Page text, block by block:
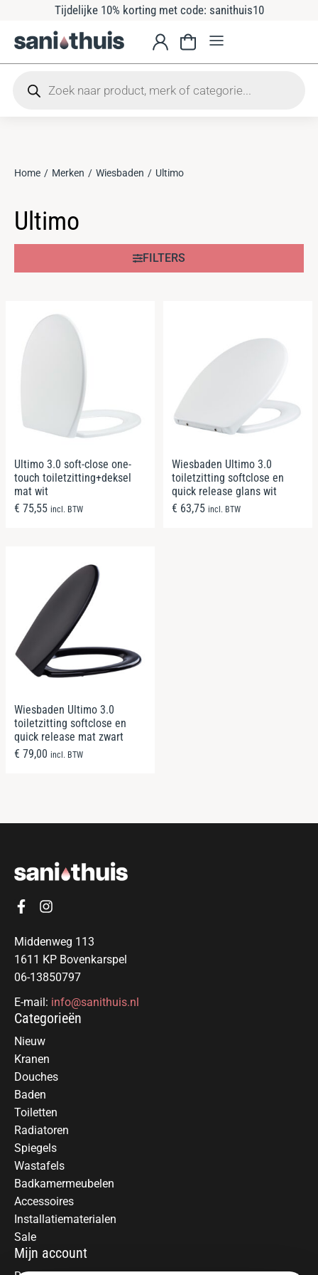
Tijdelijke 10% korting met code: sanithuis10
Je bent hier:
Home Merken Wiesbaden Ultimo
Ultimo
FILTERS
Ultimo 3.0 soft-close one-
touch toiletzitting+deksel
mat wit
€ 75,55 incl. BTW
Wiesbaden Ultimo 3.0
toiletzitting softclose en
quick release glans wit
€ 63,75 incl. BTW
Wiesbaden Ultimo 3.0
toiletzitting softclose en
quick release mat zwart
€ 79,00 incl. BTW
Middenweg 113
1611 KP Bovenkarspel
06-13850797
E-mail: info@sanithuis.nl
Categorieën
Nieuw
Kranen
Douches
Baden
Toiletten
Radiatoren
Spiegels
Wastafels
Badkamermeubelen
Accessoires
Installatiematerialen
Sale
Mijn account